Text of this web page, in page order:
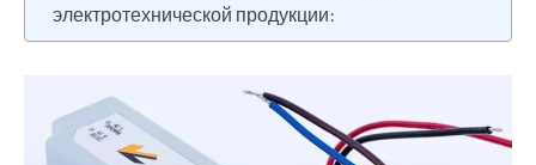
электротехнической продукции: